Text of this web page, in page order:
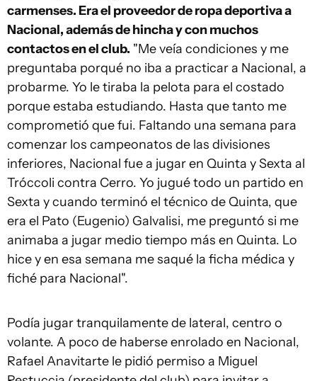
carmenses. Era el proveedor de ropa deportiva a
Nacional, además de hincha y con muchos
contactos en el club. "Me veía condiciones y me
preguntaba porqué no iba a practicar a Nacional, a
probarme. Yo le tiraba la pelota para el costado
porque estaba estudiando. Hasta que tanto me
comprometió que fui. Faltando una semana para
comenzar los campeonatos de las divisiones
inferiores, Nacional fue a jugar en Quinta y Sexta al
Tróccoli contra Cerro. Yo jugué todo un partido en
Sexta y cuando terminó el técnico de Quinta, que
era el Pato (Eugenio) Galvalisi, me preguntó si me
animaba a jugar medio tiempo más en Quinta. Lo
hice y en esa semana me saqué la ficha médica y
fiché para Nacional".
Podía jugar tranquilamente de lateral, centro o
volante. A poco de haberse enrolado en Nacional,
Rafael Anavitarte le pidió permiso a Miguel